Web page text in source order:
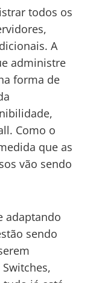
todos os
A
administre
forma de
Como o
que as
vão sendo
adaptando
sendo